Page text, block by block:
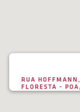
RUA
FLORESTA -